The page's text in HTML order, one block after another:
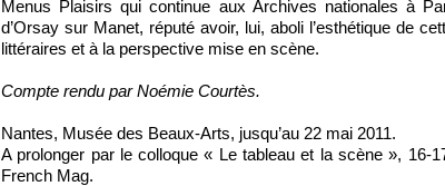
Menus Plaisirs qui continue aux Archives nationales à
d’Orsay sur Manet, réputé avoir, lui, aboli l’esthétique de
littéraires et à la perspective mise en scène.
Compte rendu par Noémie Courtès.
Nantes, Musée des Beaux-Arts, jusqu’au 22 mai 2011.
A prolonger par le colloque « Le tableau et la scène », 16-
French Mag.